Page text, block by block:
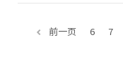
前一页 6 7